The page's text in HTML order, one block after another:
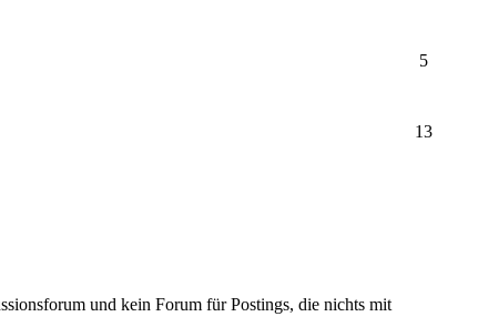
5
13
und kein Forum für Postings, die nichts mit